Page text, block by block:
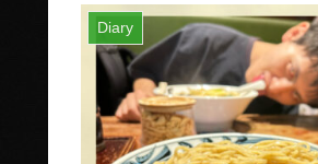
Diary